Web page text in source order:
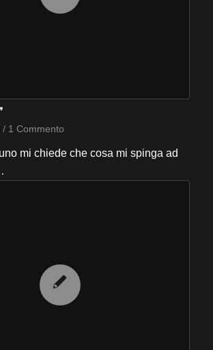
/ 1 Commento
mi chiede che cosa mi spinga ad